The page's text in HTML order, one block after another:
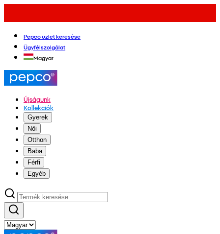
Pepco üzlet keresése
Ügyfélszolgálat
Magyar
Újságunk
Kollekciók
Gyerek
Női
Otthon
Baba
Férfi
Egyéb